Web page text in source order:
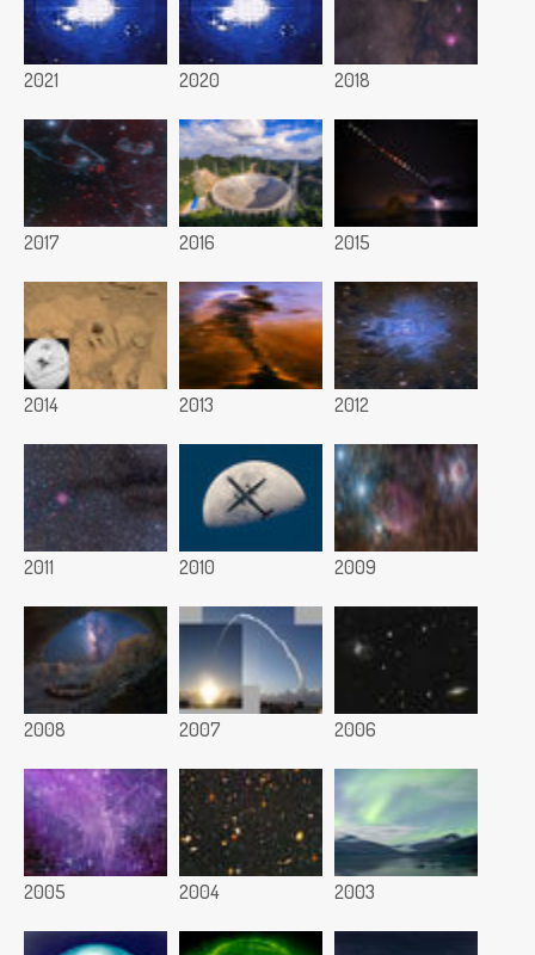
2021 2020 2018
2017 2016 2015
2014 2013 2012
2011 2010 2009
2008 2007 2006
2005 2004 2003